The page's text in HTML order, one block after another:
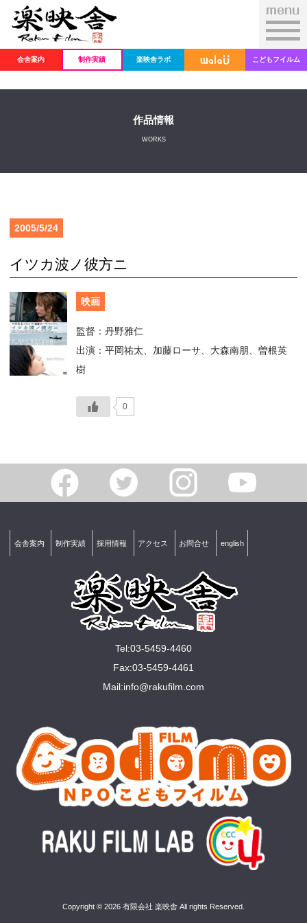
会舎案内 制作実績 楽映舎ラボ こどもフイルム
作品情報
WORKS
2005/5/24
イツカ波ノ彼方ニ
映画
監督：丹野雅仁
出演：平岡祐太、加藤ローサ、大森南朋、曽根英
樹
0
会舎案内 制作実績 採用情報 アクセス お問合せ english
Tel:03-5459-4460
Fax:03-5459-4461
Mail:info@rakuﬁlm.com
Copyright © 2026 有限会社 楽映舎 All rights Reserved.